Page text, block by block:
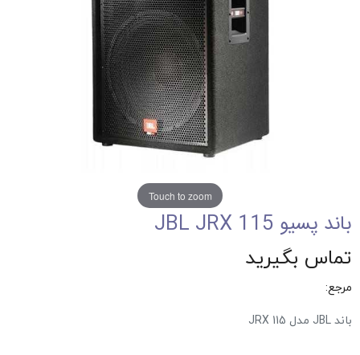
Touch to zoom
باند پسیو JBL JRX 115
تماس بگیرید
مرجع:
باند JBL مدل JRX 115